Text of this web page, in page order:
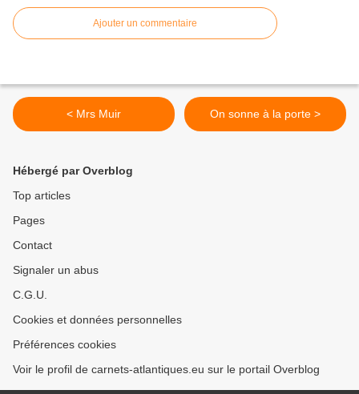
Ajouter un commentaire
< Mrs Muir On sonne à la porte >
Hébergé par Overblog
Top articles
Pages
Contact
Signaler un abus
C.G.U.
Cookies et données personnelles
Préférences cookies
Voir le profil de carnets-atlantiques.eu sur le portail Overblog